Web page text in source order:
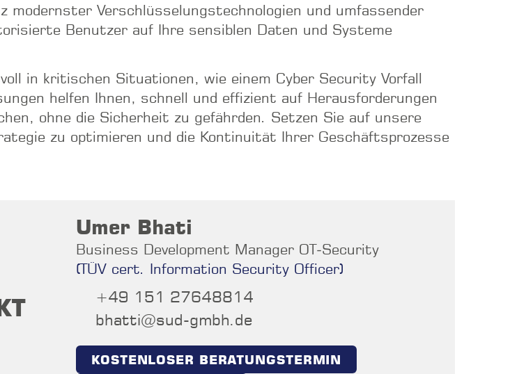
Verschlüsselungstechnologien und umfassender
Benutzer auf Ihre sensiblen Daten und Systeme
in kritischen Situationen, wie einem Cyber Security Vorfall
helfen Ihnen, schnell und effizient auf Herausforderungen
ohne die Sicherheit zu gefährden. Setzen Sie auf unsere
zu optimieren und die Kontinuität Ihrer Geschäftsprozesse
Umer Bhati
Business Development Manager OT‑Security
(TÜV cert. Information Security Officer)
+49 151 27648814
bhatti@sud-gmbh.de
KOSTENLOSER BERATUNGSTERMIN